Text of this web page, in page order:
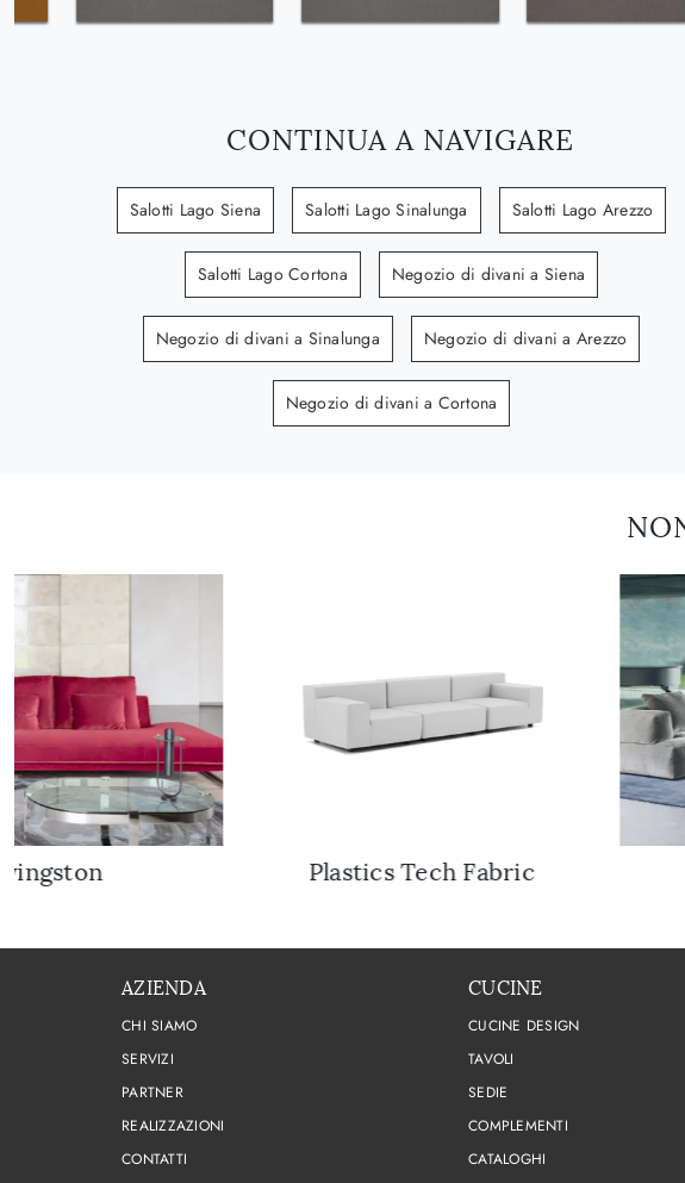
CONTINUA A NAVIGARE
Salotti Lago Siena Salotti Lago Sinalunga Salotti Lago Arezzo
Salotti Lago Cortona Negozio di divani a Siena
Negozio di divani a Sinalunga Negozio di divani a Arezzo
Negozio di divani a Cortona
Plastics Tech Fabric
AZIENDA
CHI SIAMO
SERVIZI
PARTNER
REALIZZAZIONI
CONTATTI
CUCINE
CUCINE DESIGN
TAVOLI
SEDIE
COMPLEMENTI
CATALOGHI